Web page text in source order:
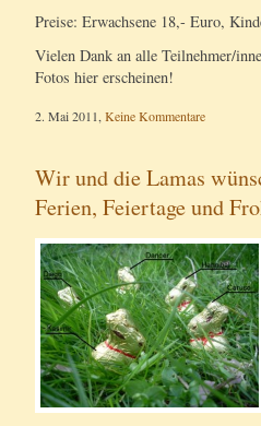
Preise: Erwachsene 18,- Euro,
Vielen Dank an alle Teilnehmer/
Fotos hier erscheinen!
2. Mai 2011, Keine Kommentare
Wir und die Lamas
Ferien, Feiertage und